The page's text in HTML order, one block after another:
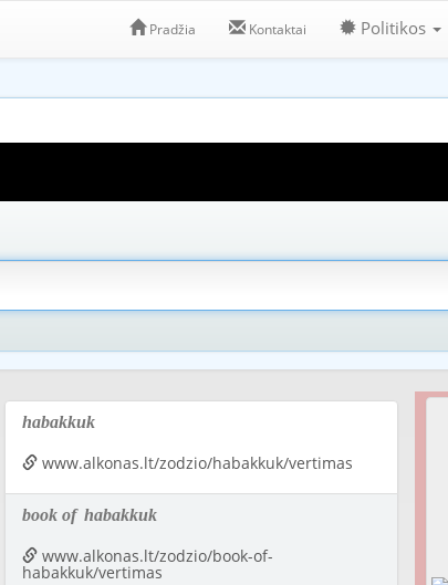
Pradžia Kontaktai Politikos
habakkuk
www.alkonas.lt/zodzio/habakkuk/vertimas
book of habakkuk
www.alkonas.lt/zodzio/book-of-
habakkuk/vertimas